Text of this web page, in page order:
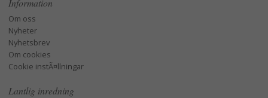
Information
Om oss
Nyheter
Nyhetsbrev
Om cookies
Cookie instÃ¤llningar
Lantlig inredning